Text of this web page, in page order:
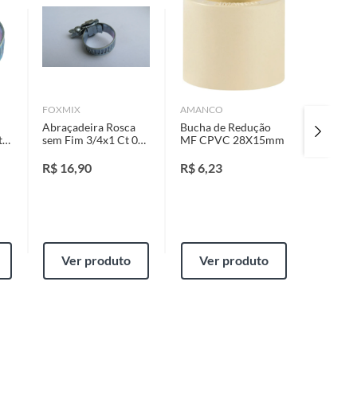
FOXMIX
Abraçadeira Rosca
sem Fim 3/4x1 Ct 02
R$ 16,90
Ver produto
AMANCO
Bucha de Redução
MF CPVC 28X15mm
R$6,23
Ver produto